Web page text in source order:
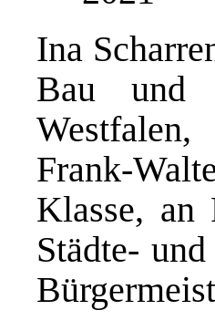
Ina
Bau und
Frank-
Klasse, an
Städte-